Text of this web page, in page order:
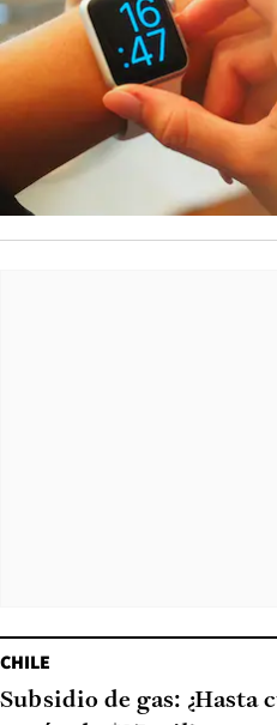
CHILE
Subsidio de gas: ¿Hasta